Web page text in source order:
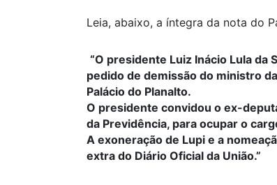
Leia, abaixo, a íntegra da nota do
“O presidente Luiz Inácio Lula da
pedido de demissão do ministro
Palácio do Planalto.
O presidente convidou o ex-
da Previdência, para ocupar o
A exoneração de Lupi e a
extra do Diário Oficial da União.”